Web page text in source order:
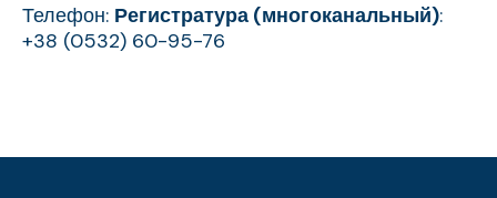
Телефон: Регистратура (многоканальный):
+38 (0532) 60-95-76